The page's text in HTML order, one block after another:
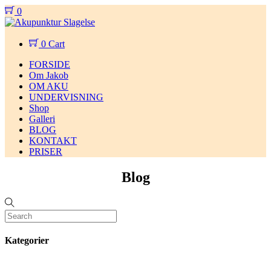
Skip
to
0
Menu
0 Cart
FORSIDE
Om Jakob
OM AKU
UNDERVISNING
Shop
Galleri
BLOG
KONTAKT
PRISER
Blog
Kategorier